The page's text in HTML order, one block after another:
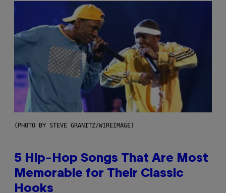
(PHOTO BY STEVE GRANITZ/WIREIMAGE)
5 Hip-Hop Songs That Are Most
Memorable for Their Classic
Hooks